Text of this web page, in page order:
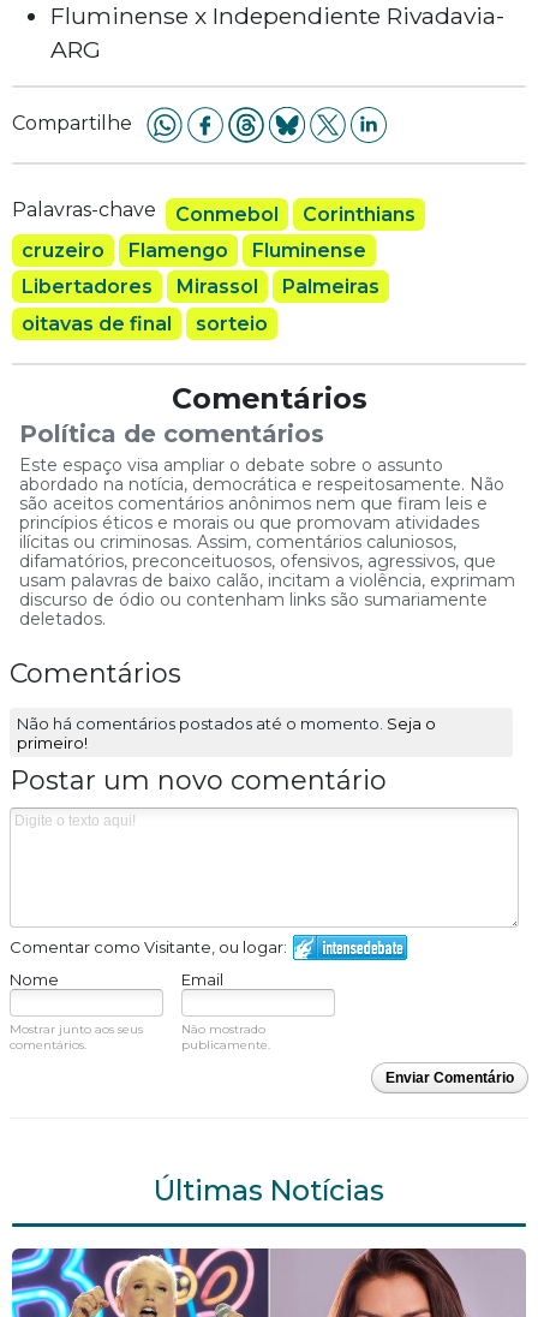
Fluminense x Independiente Rivadavia-
ARG
Compartilhe
Palavras-chave Conmebol
Corinthians
cruzeiro
Flamengo
Fluminense
Libertadores
Mirassol
Palmeiras
oitavas de final
sorteio
Comentários
Política de comentários
Este espaço visa ampliar o debate sobre o assunto
abordado na notícia, democrática e respeitosamente. Não
são aceitos comentários anônimos nem que firam leis e
princípios éticos e morais ou que promovam atividades
ilícitas ou criminosas. Assim, comentários caluniosos,
difamatórios, preconceituosos, ofensivos, agressivos, que
usam palavras de baixo calão, incitam a violência, exprimam
discurso de ódio ou contenham links são sumariamente
deletados.
Comentários
Não há comentários postados até o momento. Seja o
primeiro!
Postar um novo comentário
Comentar como Visitante, ou logar:
Nome
Email
Mostrar junto aos seus
comentários.
Não mostrado
publicamente.
Enviar Comentário
Últimas Notícias